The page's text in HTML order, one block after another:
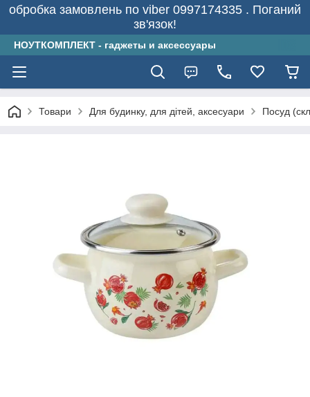
обробка замовлень по viber 0997174335 . Поганий
зв'язок!
НОУТКОМПЛЕКТ - гаджеты и аксессуары
Товари Для будинку, для дітей, аксесуари Посуд